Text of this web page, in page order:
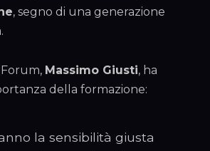
, segno di una generazione
Massimo Giusti, ha
della formazione:
la sensibilità giusta